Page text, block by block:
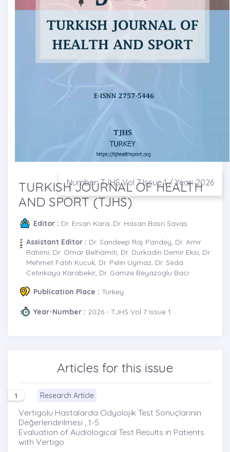
Number: TJHS Vol 7 Issue 1 / Year: 2026
TURKISH JOURNAL OF HEALTH
AND SPORT (TJHS)
Editor : Dr. Ersan Kara, Dr. Hasan Basri Savas
Assistant Editor : Dr. Sandeep Raj Pandey, Dr. Amir
Rahimi, Dr. Omar Belhamiti, Dr. Durkadin Demir Eksi, Dr.
Mehmet Fatih Kucuk, Dr. Pelin Uymaz, Dr. Seda
Cetinkaya Karabekir, Dr. Gamze Beyazoglu Baci
Publication Place : Turkey
Year-Number : 2026 - TJHS Vol 7 Issue 1
Articles for this issue
1 Research Article
Vertigolu Hastalarda Odyolojik Test Sonuçlarının
Değerlendirilmesi , 1-5
Evaluation of Audiological Test Results in Patients
with Vertigo